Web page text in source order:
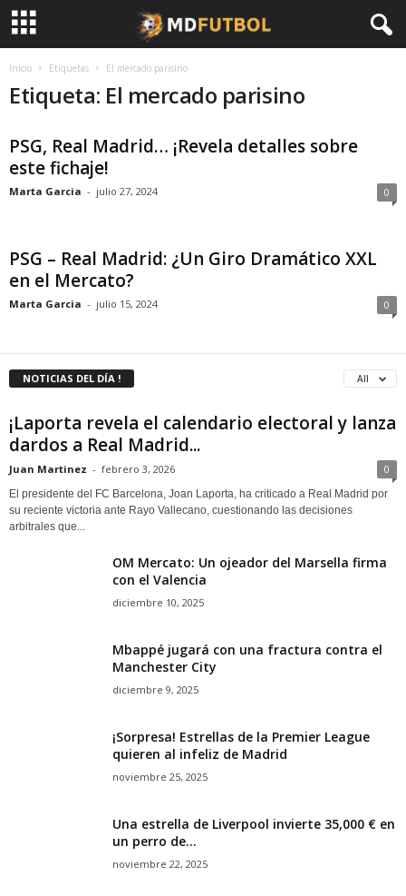
Inicio Etiquetas El mercado parisino
Etiqueta: El mercado parisino
PSG, Real Madrid… ¡Revela detalles sobre
este fichaje!
Marta Garcia - julio 27, 2024 0
PSG – Real Madrid: ¿Un Giro Dramático XXL
en el Mercato?
Marta Garcia - julio 15, 2024 0
NOTICIAS DEL DÍA ! All
¡Laporta revela el calendario electoral y lanza
dardos a Real Madrid...
Juan Martinez - febrero 3, 2026 0
El presidente del FC Barcelona, Joan Laporta, ha criticado a Real Madrid por
su reciente victoria ante Rayo Vallecano, cuestionando las decisiones
arbitrales que...
OM Mercato: Un ojeador del Marsella firma
con el Valencia
diciembre 10, 2025
Mbappé jugará con una fractura contra el
Manchester City
diciembre 9, 2025
¡Sorpresa! Estrellas de la Premier League
quieren al infeliz de Madrid
noviembre 25, 2025
Una estrella de Liverpool invierte 35,000 € en
un perro de...
noviembre 22, 2025